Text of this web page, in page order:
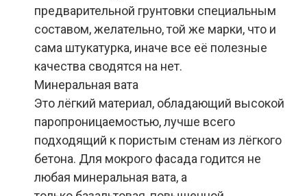
предварительной грунтовки специальным
составом, желательно, той же марки, что и
сама штукатурка, иначе все её полезные
качества сводятся на нет.
Минеральная вата
Это лёгкий материал, обладающий высокой
паропроницаемостью, лучше всего
подходящий к пористым стенам из лёгкого
бетона. Для мокрого фасада годится не
любая минеральная вата, а